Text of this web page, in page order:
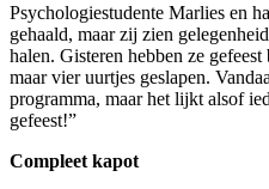
Psychologiestudente Marlies en
gehaald, maar zij zien
halen. Gisteren hebben ze
maar vier uurtjes geslapen.
programma, maar het lijkt alsof
gefeest!”
Compleet kapot